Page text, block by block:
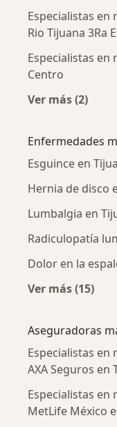
Especialistas en
Rio Tijuana 3Ra
Especialistas en
Centro
Ver más (2)
Enfermedades
Esguince en
Hernia de disco
Lumbalgia en
Radiculopatía
Dolor en la
Ver más (15)
Aseguradoras
Especialistas
AXA Seguros en
Especialistas
MetLife México